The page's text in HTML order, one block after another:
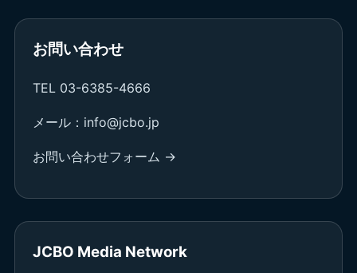
お問い合わせ
TEL 03-6385-4666
メール：info@jcbo.jp
お問い合わせフォーム →
JCBO Media Network